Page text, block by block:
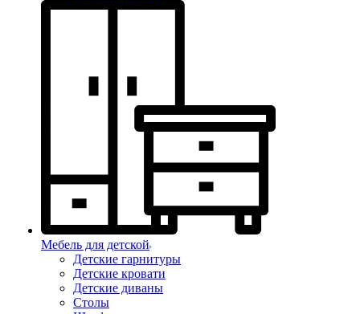
Мебель для детской
Детские гарнитуры
Детские кровати
Детские диваны
Столы